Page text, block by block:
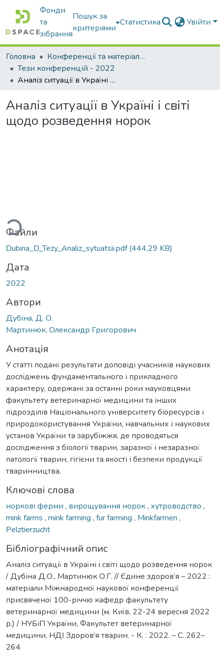
Фонди
та
зібрання
Пошук за
критеріями
Статистика Увійти
Головна
Конференції та матеріали конференцій
Тези конференцій - 2022
Аналіз ситуації в Україні і світі щодо розведення норок
Аналіз ситуації в Україні і світі
щодо розведення норок
Файли
Dubina_D_Tezy_Analiz_sytuatsii.pdf(444,29 KB)
Дата
2022
Автори
Дубіна, Д. О.
Мартинюк, Олександр Григорович
Анотація
У статті подані результати доповіді учасників наукових
досліджень фундаментального і прикладного
характеру, одержані за останні роки науковцями
факультету ветеринарної медицини та інших
підрозділів Національного університету біоресурсів і
природокористування України, навчальних і наукових
установ України та зарубіжжя, де проводяться
дослідження з біології тварин, заразної і незаразної
патології тварин, гігієни та якості і безпеки продукції
тваринництва.
Ключові слова
норкові ферми , вирощування норок, хутроводство ,
mink farms , mink farming , fur farming , Minkfarmen ,
Pelztierzucht
Бібліографічний опис
Аналіз ситуації в Україні і світі щодо розведення норок
/ Дубіна Д.О., Мартинюк О.Г. // Єдине здоров’я – 2022 :
матеріали Міжнародної наукової конференції
присвяченої 100-річчю кафедр факультету
ветеринарної медицини (м. Київ, 22-24 вересня 2022
р.) / НУБіП України, Факультет ветеринарної
медицини, НДІ Здоров’я тварин. - К. : 2022. – С. 262–
264